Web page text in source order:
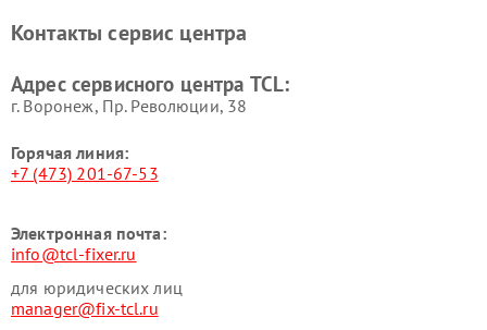
Контакты сервис центра
Адрес сервисного центра TCL:
г. Воронеж, Пр. Революции, 38
Горячая линия:
+7 (473) 201-67-53
Электронная почта:
info@tcl-fixer.ru
для юридических лиц
manager@fix-tcl.ru